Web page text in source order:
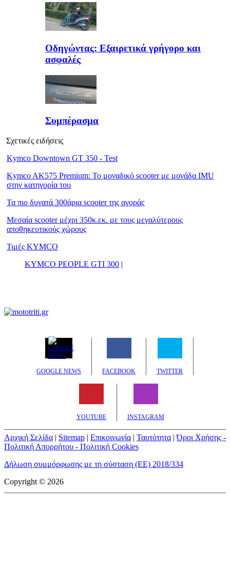
Oδηγώντας: Εξαιρετικά γρήγορο και
ασφαλές
Συμπέρασμα
Σχετικές ειδήσεις
Kymco Downtown GT 350 - Test
Kymco AK575 Premium: Το μοναδικό scooter με μονάδα IMU
στην κατηγορία του
Τα πιο δυνατά 300άρια scooter της αγοράς
Μεσαία scooter μέχρι 350κ.εκ. με τους μεγαλύτερους
αποθηκευτικούς χώρους
Τιμές KYMCO
KYMCO PEOPLE GTI 300 |
GOOGLE NEWS FACEBOOK TWITTER
YOUTUBE INSTAGRAM
Αρχική Σελίδα | Sitemap | Επικοινωνία | Ταυτότητα |Όροι Χρήσης -
Πολιτική Απορρήτου - Πολιτική Cookies
Δήλωση συμμόρφωσης με τη σύσταση (ΕΕ) 2018/334
Copyright © 2026